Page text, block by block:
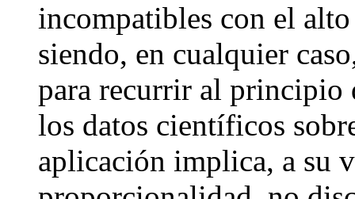
incompatibles con el
siendo, en cualquier
para recurrir al principio
los datos científicos
aplicación implica, a su